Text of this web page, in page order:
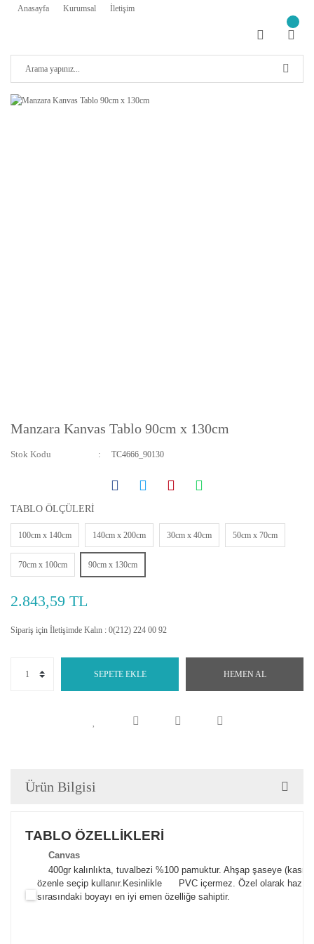
Anasayfa Kurumsal İletişim
Manzara Kanvas Tablo 90cm x 130cm
Stok Kodu TC4666_90130
TABLO ÖLÇÜLERİ
100cm x 140cm 140cm x 200cm 30cm x 40cm 50cm x 70cm
70cm x 100cm 90cm x 130cm
2.843,59 TL
Sipariş için İletişimde Kalın : 0(212) 224 00 92
SEPETE EKLE HEMEN AL
Ürün Bilgisi
TABLO ÖZELLİKLERİ
Canvas
400gr kalınlıkta, tuvalbezi %100 pamuktur. Ahşap şaseye
özenle seçip kullanır. Kesinlikle PVC içermez. Özel olarak
sırasındaki boyayı en iyi emen özelliğe sahiptir.